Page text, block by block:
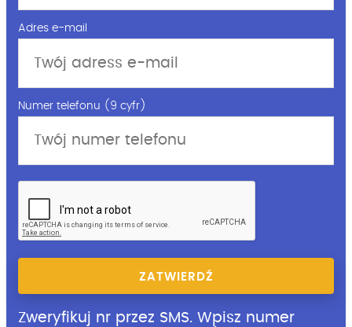
Adres e-mail
Numer telefonu (9 cyfr)
ZATWIERDŹ
Zweryfikuj nr przez SMS. Wpisz numer